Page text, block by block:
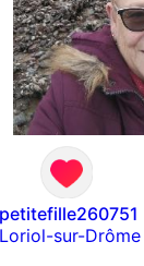
petitefille260751
Loriol-sur-Drôme